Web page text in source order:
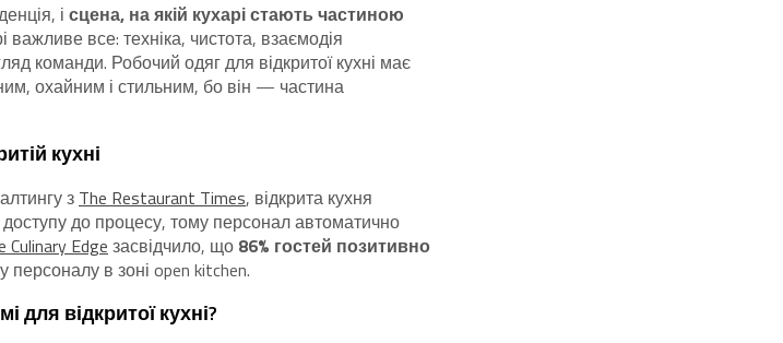
і сцена, на якій кухарі стають частиною
важливе все: техніка, чистота, взаємодія
команди. Робочий одяг для відкритої кухні має
охайним і стильним, бо він — частина
кухні
з The Restaurant Times, відкрита кухня
до процесу, тому персонал автоматично
Culinary Edge засвідчило, що 86% гостей позитивно
в зоні open kitchen.
для відкритої кухні?